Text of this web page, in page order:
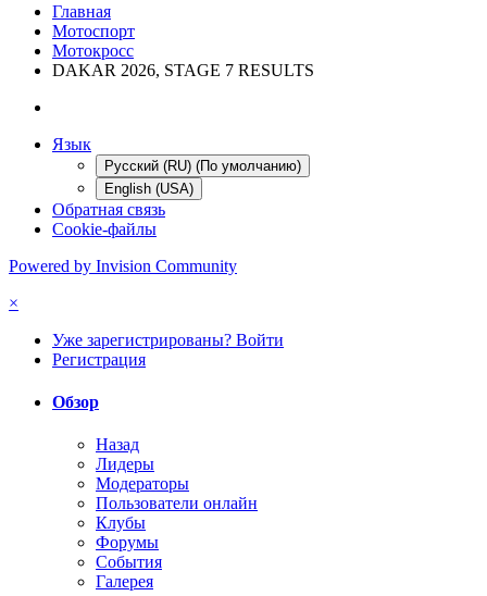
Главная
Мотоспорт
Мотокросс
DAKAR 2026, STAGE 7 RESULTS
Язык
Русский (RU) (По умолчанию)
English (USA)
Обратная связь
Cookie-файлы
Powered by Invision Community
×
Уже зарегистрированы? Войти
Регистрация
Обзор
Назад
Лидеры
Модераторы
Пользователи онлайн
Клубы
Форумы
События
Галерея